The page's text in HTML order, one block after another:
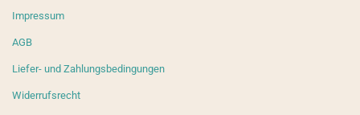
Impressum
AGB
Liefer- und Zahlungsbedingungen
Widerrufsrecht